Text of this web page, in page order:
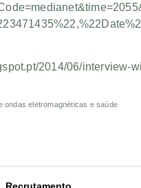
2014/06/interview-
ondas eletromagnéticas e saúde